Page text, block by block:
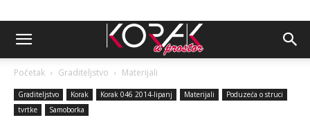
Početak Graditeljstvo Materijali
Graditeljstvo Korak Korak 046 2014-lipanj Materijali
Poduzeća o struci
tvrtke
Samoborka